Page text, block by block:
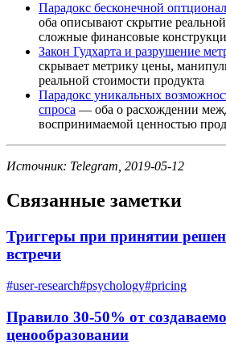
Парадокс бесконечной
оба описывают скрытие
сложные финансовые
Закон Гудхарта и разрушение
скрывает метрику цены,
реальной стоимости продукта
Парадокс уникальных
спроса — оба о расхождении
воспринимаемой ценностью
Источник: Telegram, 2019-05-12
Связанные заметки
Триггеры при принятии
встречи
#user-research#psychology#pricing
Правило 30-50% от
ценообразовании